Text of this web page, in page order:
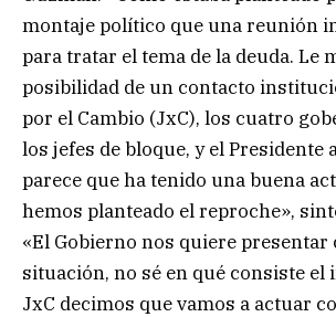
montaje político que una reunión
para tratar el tema de la deuda. Le
posibilidad de un contacto
por el Cambio (JxC), los cuatro
los jefes de bloque, y el Presidente
parece que ha tenido una buena
hemos planteado el reproche»,
«El Gobierno nos quiere presentar
situación, no sé en qué consiste el
JxC decimos que vamos a actuar